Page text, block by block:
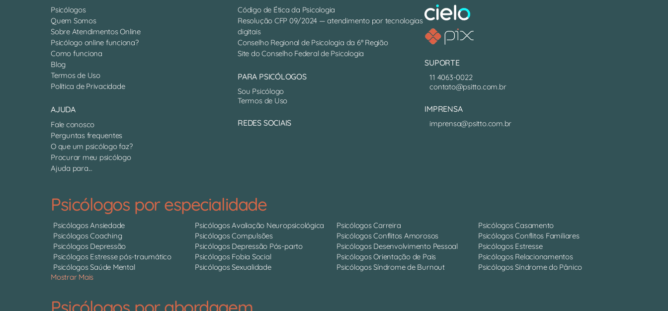
Psicólogos
Quem Somos
Sobre Atendimentos Online
Psicólogo online funciona?
Como funciona
Blog
Termos de Uso
Política de Privacidade
AJUDA
Fale conosco
Perguntas frequentes
O que um psicólogo faz?
Procurar meu psicólogo
Ajuda para...
Código de Ética da Psicologia
Resolução CFP 09/2024 — atendimento por tecnologias
digitais
Conselho Regional de Psicologia da 6ª Região
Site do Conselho Federal de Psicologia
PARA PSICÓLOGOS
Sou Psicólogo
Termos de Uso
REDES SOCIAIS
SUPORTE
11 4063-0022
contato@psitto.com.br
IMPRENSA
imprensa@psitto.com.br
Psicólogos por especialidade
Psicólogos Ansiedade Psicólogos Avaliação Neuropsicológica Psicólogos Carreira
Psicólogos Casamento
Psicólogos Coaching
Psicólogos Compulsões Psicólogos Conflitos Amorosos
Psicólogos Conflitos Familiares
Psicólogos Depressão
Psicólogos Depressão Pós-parto Psicólogos Desenvolvimento Pessoal
Psicólogos Estresse
Psicólogos Estresse pós-traumático
Psicólogos Fobia Social Psicólogos Orientação de Pais
Psicólogos Relacionamentos
Psicólogos Saúde Mental
Psicólogos Sexualidade Psicólogos Síndrome de Burnout
Psicólogos Síndrome do Pânico
Mostrar Mais